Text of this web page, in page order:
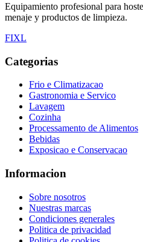
Equipamiento profesional para
menaje y productos de limpieza.
FIXL
Categorias
Frio e Climatizacao
Gastronomia e Servico
Lavagem
Cozinha
Processamento de Alimentos
Bebidas
Exposicao e Conservacao
Informacion
Sobre nosotros
Nuestras marcas
Condiciones generales
Politica de privacidad